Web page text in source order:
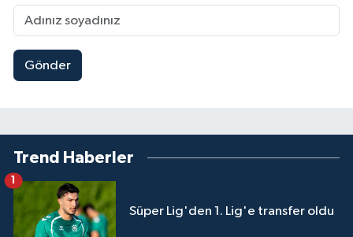
Gönder
Trend Haberler
Süper Lig'den 1. Lig'e transfer oldu
1